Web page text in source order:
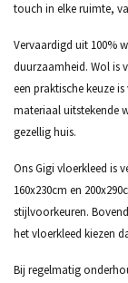
touch in elke ruimte,
Vervaardigd uit 100%
duurzaamheid. Wol is
een praktische keuze
materiaal uitstekende
gezellig huis.
Ons Gigi vloerkleed is
160x230cm en
stijlvoorkeuren.
het vloerkleed kiezen
Bij regelmatig